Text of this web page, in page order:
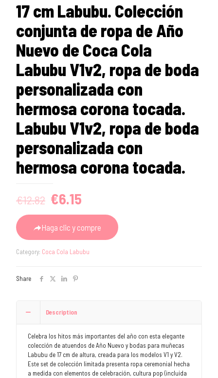
17 cm Labubu. Colección
conjunta de ropa de Año
Nuevo de Coca Cola
Labubu V1v2, ropa de boda
personalizada con
hermosa corona tocada.
Labubu V1v2, ropa de boda
personalizada con
hermosa corona tocada.
€12.82 Original
price
was:
€12.82.
€6.15
price
is:
€6.15.
Haga clic y compre
Category: Coca Cola Labubu
Share
Description
Celebra los hitos más importantes del año con esta elegante
colección de atuendos de Año Nuevo y bodas para muñecas
Labubu de 17 cm de altura, creada para los modelos V1 y V2.
Este set de colección limitada presenta ropa ceremonial hecha
a medida con elementos de celebración, cultura pop (incluida